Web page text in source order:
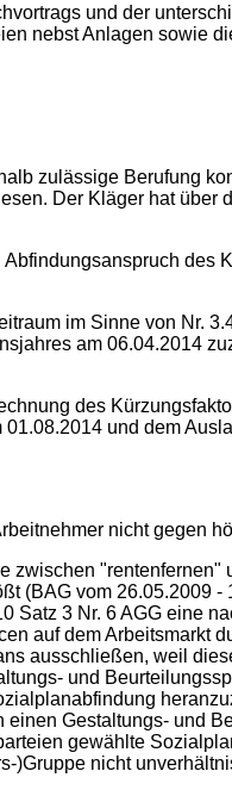
und der
nebst Anlagen sowie
zulässige Berufung
Der Kläger hat über
des
im Sinne von Nr.
am 06.04.2014
des
und dem
nicht gegen
zwischen "rentenfernen"
(BAG vom 26.05.2009 -
Satz 3 Nr. 6 AGG eine
auf dem Arbeitsmarkt
ausschließen, weil
und
Gestaltungs- und
gewählte
)Gruppe nicht